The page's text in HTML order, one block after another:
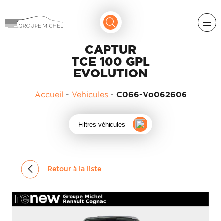
MICROCAR
SERVICES
MICHEL
ACADÉMIE
CAPTUR
TCE 100 GPL
EVOLUTION
Accueil - Vehicules - C066-Vo062606
Filtres véhicules
Retour à la liste